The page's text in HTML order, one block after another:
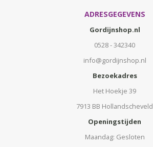
ADRESGEGEVENS
Gordijnshop.nl
0528 - 342340
info@gordijnshop.nl
Bezoekadres
Het Hoekje 39
7913 BB Hollandscheveld
Openingstijden
Maandag: Gesloten